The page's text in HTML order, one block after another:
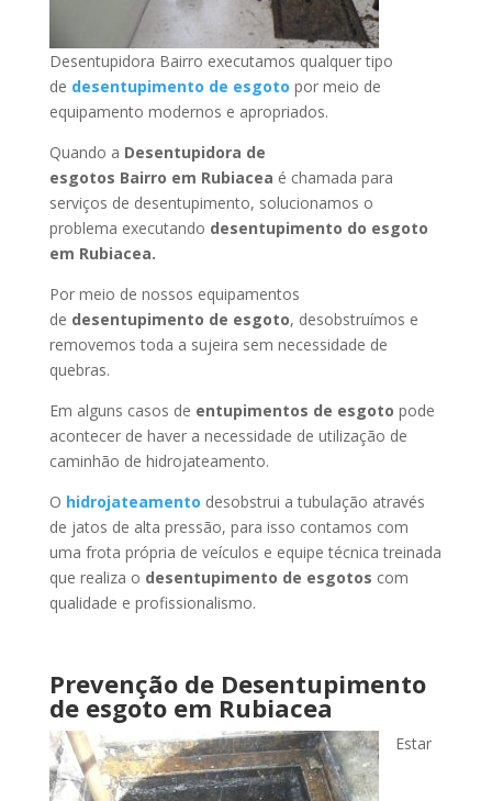
Desentupidora Bairro executamos qualquer tipo
de desentupimento de esgoto por meio de
equipamento modernos e apropriados.
Quando a Desentupidora de
esgotos Bairro em Rubiacea é chamada para
serviços de desentupimento, solucionamos o
problema executando desentupimento do esgoto
em Rubiacea.
Por meio de nossos equipamentos
de desentupimento de esgoto, desobstruímos e
removemos toda a sujeira sem necessidade de
quebras.
Em alguns casos de entupimentos de esgoto pode
acontecer de haver a necessidade de utilização de
caminhão de hidrojateamento.
O hidrojateamento desobstrui a tubulação através
de jatos de alta pressão, para isso contamos com
uma frota própria de veículos e equipe técnica treinada
que realiza o desentupimento de esgotos com
qualidade e profissionalismo.
Prevenção de Desentupimento
de esgoto em Rubiacea
Estar